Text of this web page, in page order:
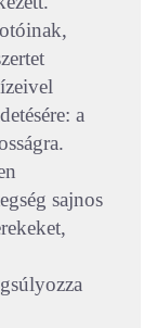
a
sajnos